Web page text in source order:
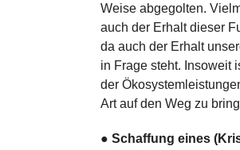
Weise abgegolten.
auch der Erhalt dieser
da auch der Erhalt
in Frage steht. Insoweit
der
Art auf den Weg zu
●Schaffung eines